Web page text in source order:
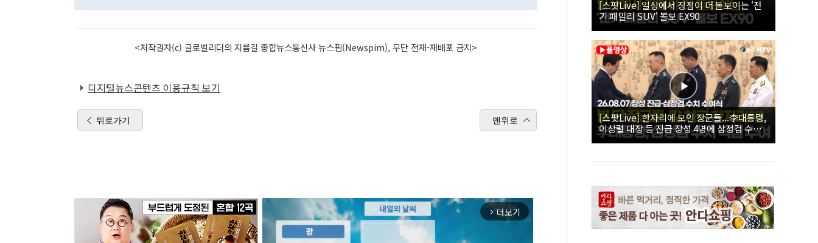
<저작권자(c) 글로벌리더의 지름길 종합뉴스통신사 뉴스핌(Newspim), 무단 전재-재배포 금지>
디지털뉴스콘텐츠 이용규칙 보기
뒤로가기 맨위로
arrow_forward_ios 더보기
[스팟Live] 일상에서 장점이 더 돋보이는 '전
기 패밀리 SUV' 볼보 EX90
[스팟Live] 한자리에 모인 장군들...李대통령,
이상렬 대장 등 진급 장성 4명에 삼정검 수치
직접 수여｜26.08.07 장성 진급·삼정검 수치